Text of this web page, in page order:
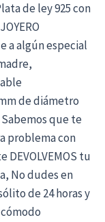
de ley 925 con
a algún especial
de diámetro
Sabemos que te
problema con
DEVOLVEMOS tu
No dudes en
de 24 horas y